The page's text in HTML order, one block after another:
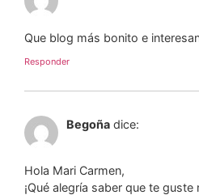
Que blog más bonito e
Responder
Begoña dice:
Hola Mari Carmen,
¡Qué alegría saber que te